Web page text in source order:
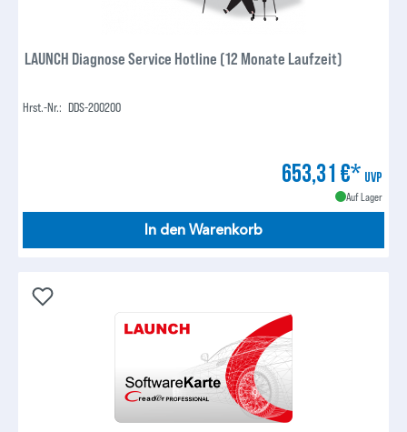
LAUNCH Diagnose Service Hotline (12 Monate Laufzeit)
Hrst.-Nr.: DDS-200200
653,31 €* UVP
Auf Lager
In den Warenkorb